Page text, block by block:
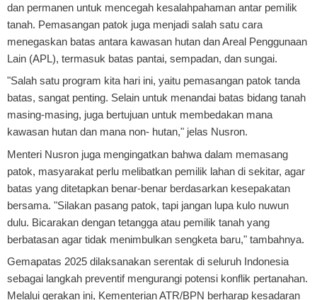
dan permanen untuk mencegah kesalahpahaman antar pemilik
tanah. Pemasangan patok juga menjadi salah satu cara
menegaskan batas antara kawasan hutan dan Areal Penggunaan
Lain (APL), termasuk batas pantai, sempadan, dan sungai.
"Salah satu program kita hari ini, yaitu pemasangan patok tanda
batas, sangat penting. Selain untuk menandai batas bidang tanah
masing-masing, juga bertujuan untuk membedakan mana
kawasan hutan dan mana non- hutan," jelas Nusron.
Menteri Nusron juga mengingatkan bahwa dalam memasang
patok, masyarakat perlu melibatkan pemilik lahan di sekitar, agar
batas yang ditetapkan benar-benar berdasarkan kesepakatan
bersama. "Silakan pasang patok, tapi jangan lupa kulo nuwun
dulu. Bicarakan dengan tetangga atau pemilik tanah yang
berbatasan agar tidak menimbulkan sengketa baru," tambahnya.
Gemapatas 2025 dilaksanakan serentak di seluruh Indonesia
sebagai langkah preventif mengurangi potensi konflik pertanahan.
Melalui gerakan ini, Kementerian ATR/BPN berharap kesadaran